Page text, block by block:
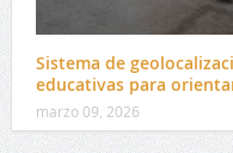
Sistema de
educativas para
marzo 09, 2026